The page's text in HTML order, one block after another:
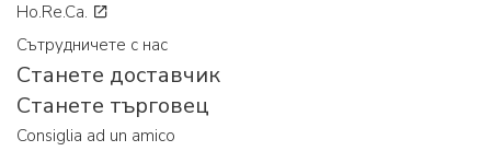
Ho.Re.Ca.
Сътрудничете с нас
Станете доставчик
Станете търговец
Consiglia ad un amico